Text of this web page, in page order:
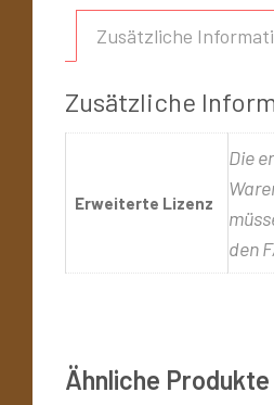
Zusätzliche
Zusätzliche
Erweiterte Lizenz
Die
den
Ähnliche Produkte